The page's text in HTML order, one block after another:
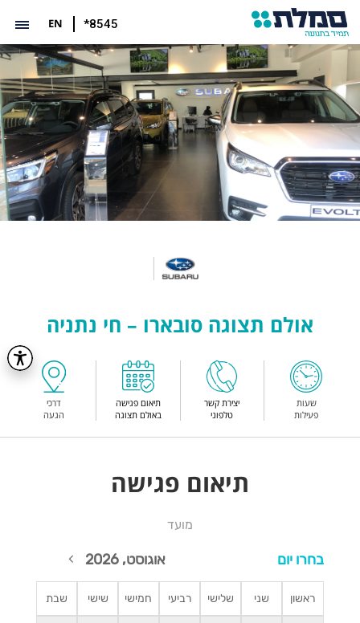
*8545
EN
אולם תצוגה סובארו – חי נתניה
שעות
פעילות
יצירת קשר
טלפוני
תיאום פגישה
באולם תצוגה
דרכי
הגעה
תיאום פגישה